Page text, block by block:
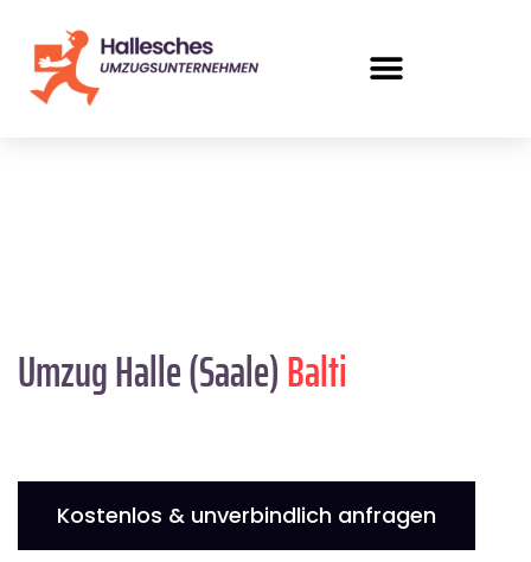
Umzug Halle (Saale)Balti
Kostenlos & unverbindlich anfragen